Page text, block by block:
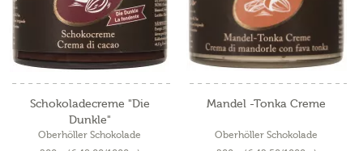
Schokoladecreme "Die
Dunkle"
Oberhöller Schokolade
Mandel -Tonka Creme
Oberhöller Schokolade